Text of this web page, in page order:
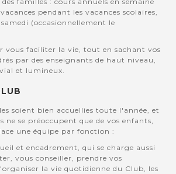
pendant les vacances scolaires,
(occasionnellement le
vous faciliter la vie, tout en sachant vos
par des enseignants de haut niveau,
et lumineux.
soient bien accuellies toute l'année, et
ne se préoccupent que de vos enfants,
une équipe par fonction :
et encadrement, qui se charge aussi
vous conseiller, prendre vos
la vie quotidienne du Club, les